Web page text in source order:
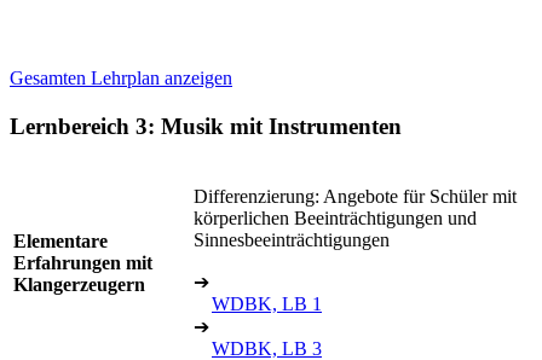
Gesamten Lehrplan anzeigen
Lernbereich 3: Musik mit Instrumenten
Elementare
Erfahrungen mit
Klangerzeugern
Differenzierung: Angebote für Schüler mit
körperlichen Beeinträchtigungen und
Sinnesbeeinträchtigungen
➔
WDBK, LB 1
➔
WDBK, LB 3